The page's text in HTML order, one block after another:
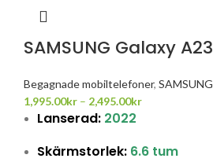
SAMSUNG Galaxy A23
Begagnade mobiltelefoner, SAMSUNG
1,995.00kr – 2,495.00kr
Lanserad: 2022
Skärmstorlek: 6.6 tum